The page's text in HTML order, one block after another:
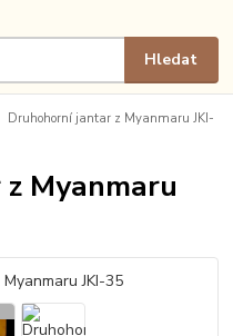
Hledat
Druhohorní jantar z Myanmaru JKI-
Myanmaru